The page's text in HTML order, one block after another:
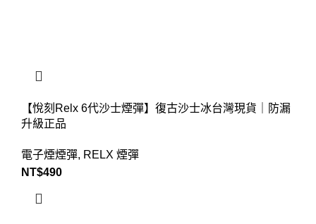
【悅刻Relx 6代沙士煙彈】復古沙士冰台灣現貨｜防漏
升級正品
電子煙煙彈, RELX 煙彈
NT$490